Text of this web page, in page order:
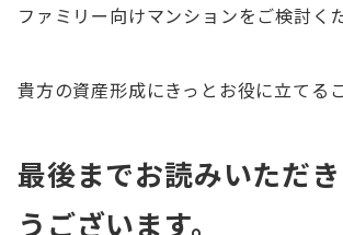
ファミリー向けマンションをご検討く
貴方の資産形成にきっとお役に立てる
最後までお読みいただ
うございます。